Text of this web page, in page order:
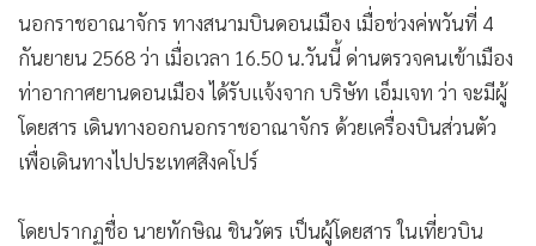
นอกราชอาณาจักร ทางสนามบินดอนเมือง เมื่อช่วงค่พวันที่ 4
กันยายน 2568 ว่า เมื่อเวลา 16.50 น.วันนี้ ด่านตรวจคนเข้าเมือง
ท่าอากาศยานดอนเมือง ได้รับแจ้งจาก บริษัท เอ็มเจท ว่า จะมีผู้
โดยสาร เดินทางออกนอกราชอาณาจักร ด้วยเครื่องบินส่วนตัว
เพื่อเดินทางไปประเทศสิงคโปร์
โดยปรากฏชื่อ นายทักษิณ ชินวัตร เป็นผู้โดยสาร ในเที่ยวบิน